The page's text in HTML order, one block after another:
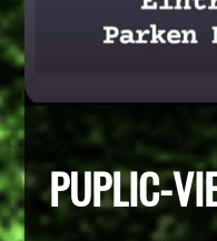
PUPLIC-